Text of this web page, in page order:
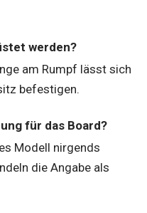
werden?
am Rumpf lässt sich
befestigen.
für das Board?
Modell nirgends
die Angabe als